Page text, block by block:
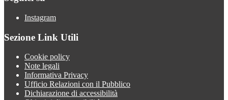
Instagram
Sezione Link Utili
Cookie policy
Note legali
Informativa Privacy
Ufficio Relazioni con il Pubblico
Dichiarazione di accessibilità